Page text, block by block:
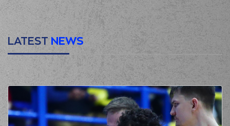
LATEST NEWS